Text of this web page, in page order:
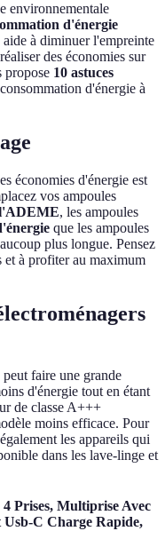
environnementale
d'énergie
à diminuer l'empreinte
des économies sur
propose 10 astuces
d'énergie à
économies d'énergie est
vos ampoules
, les ampoules
que les ampoules
plus longue. Pensez
et à profiter au maximum
faire une grande
d'énergie tout en étant
de classe A+++
moins efficace. Pour
les appareils qui
dans les lave-linge et
Prises, Multiprise Avec
C Charge Rapide,